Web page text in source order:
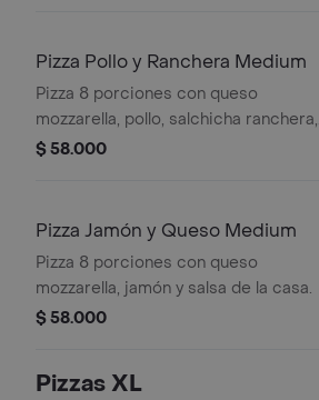
Pizza Pollo y Ranchera Medium
Pizza 8 porciones con queso
mozzarella, pollo, salchicha ranchera,
y salsa de la casa.
$ 58.000
Pizza Jamón y Queso Medium
Pizza 8 porciones con queso
mozzarella, jamón y salsa de la casa.
$ 58.000
Pizzas XL